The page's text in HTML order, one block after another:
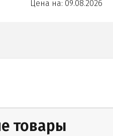
Цена на: 09.08.2026
товары